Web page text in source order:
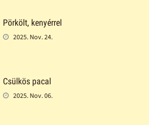
Pörkölt, kenyérrel
2025. Nov. 24.
Csülkös pacal
2025. Nov. 06.